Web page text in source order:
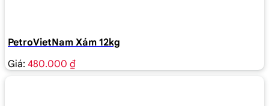
PetroVietNam Xám 12kg
Giá: 480.000 ₫